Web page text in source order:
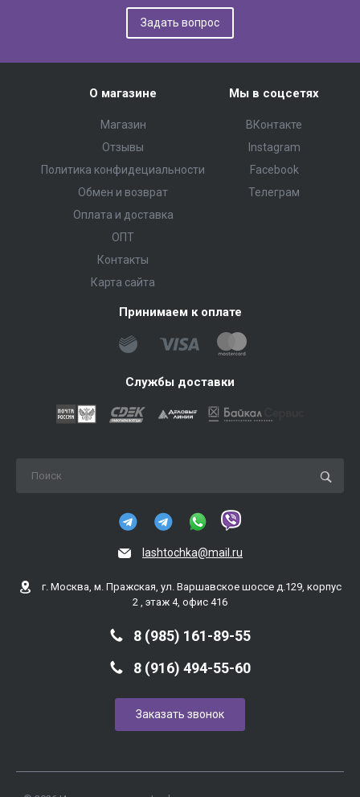
Задать вопрос
О магазине
Магазин
Отзывы
Политика конфидециальности
Обмен и возврат
Оплата и доставка
ОПТ
Контакты
Карта сайта
Мы в соцсетях
ВКонтакте
Instagram
Facebook
Телеграм
Принимаем к оплате
Службы доставки
lashtochka@mail.ru
г. Москва, м. Пражская, ул. Варшавское шоссе д.129, корпус
2 , этаж 4, офис 416
8 (985) 161-89-55
8 (916) 494-55-60
Заказать звонок